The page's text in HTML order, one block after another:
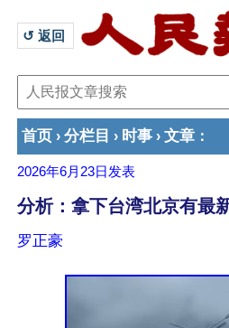
↺ 返回
首页 › 分栏目 › 时事 › 文章 ：
2026年6月23日 发表
分析：拿下台湾北京有最
罗正豪